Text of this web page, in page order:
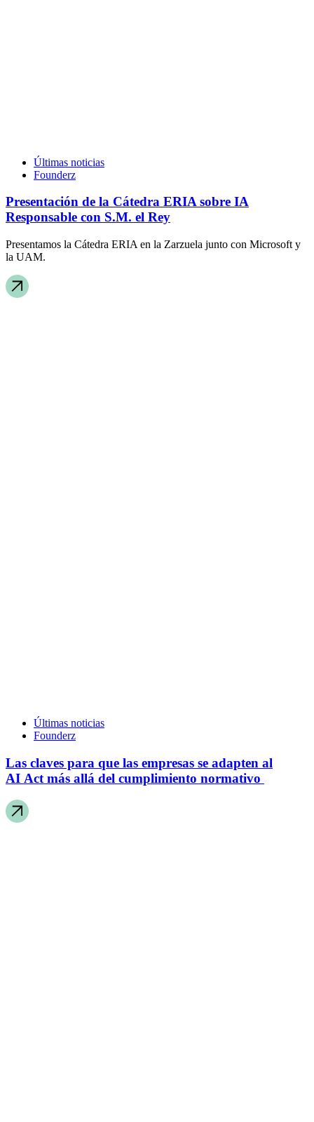
Últimas noticias
Founderz
Presentación de la Cátedra ERIA sobre IA
Responsable con S.M. el Rey
Presentamos la Cátedra ERIA en la Zarzuela junto con Microsoft y
la UAM.
Últimas noticias
Founderz
Las claves para que las empresas se adapten al
AI Act más allá del cumplimiento normativo